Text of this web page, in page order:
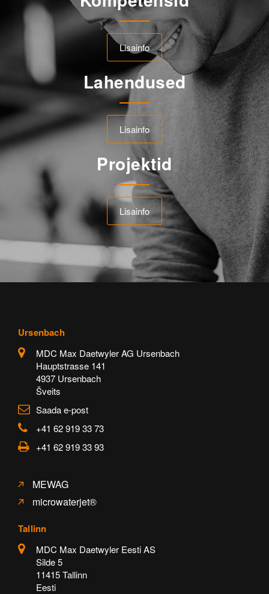
Lisainfo
Lahendused
Lisainfo
Projektid
Lisainfo
Ursenbach
MDC Max Daetwyler AG Ursenbach
Hauptstrasse 141
4937 Ursenbach
Šveits
Saada e-post
+41 62 919 33 73
+41 62 919 33 93
MEWAG
microwaterjet®
Tallinn
MDC Max Daetwyler Eesti AS
Silde 5
11415 Tallinn
Eesti